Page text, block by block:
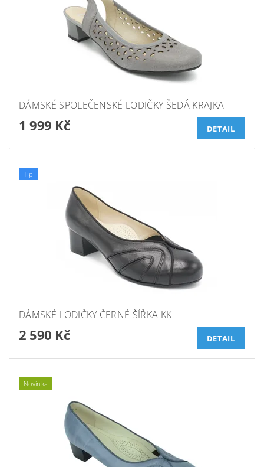
DÁMSKÉ SPOLEČENSKÉ LODIČKY ŠEDÁ KRAJKA
1 999 Kč DETAIL
Tip
DÁMSKÉ LODIČKY ČERNÉ ŠÍŘKA KK
2 590 Kč DETAIL
Novinka